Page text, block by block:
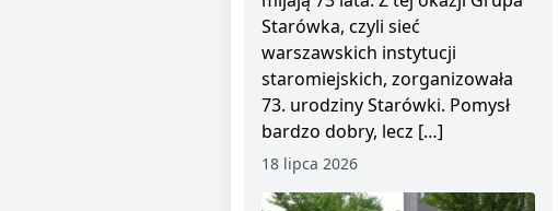
Starówka, czyli sieć
warszawskich instytucji
staromiejskich, zorganizowała
73. urodziny Starówki. Pomysł
bardzo dobry, lecz […]
18 lipca 2026